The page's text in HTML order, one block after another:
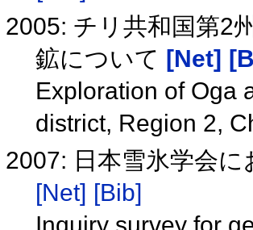
2005: チリ共和国第2
鉱について [Net]
Exploration of Oga
district, Region 2,
2007: 日本雪氷学会
[Net] [Bib]